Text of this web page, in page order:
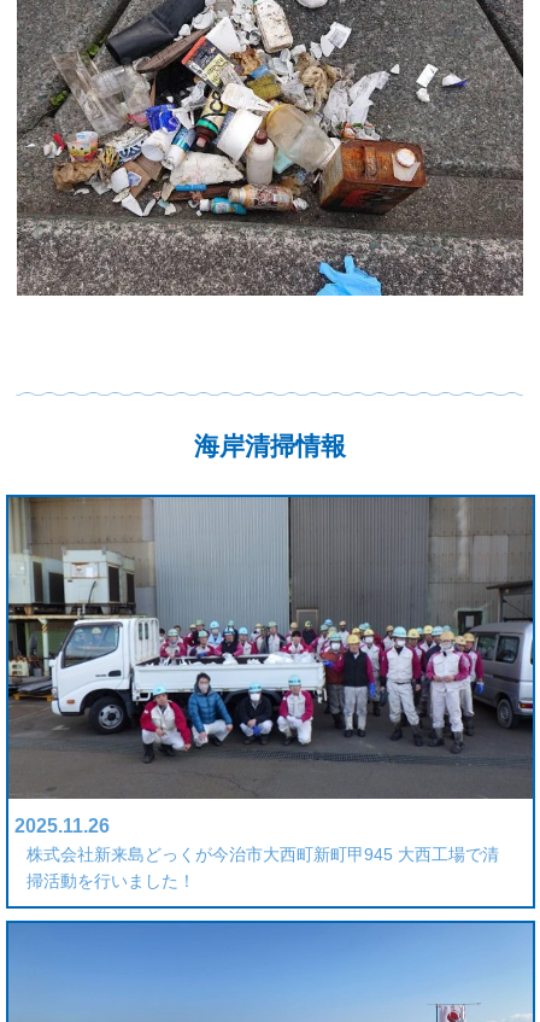
海岸清掃情報
2025.11.26
株式会社新来島どっくが今治市大西町新町甲945 大西工場で清
掃活動を行いました！